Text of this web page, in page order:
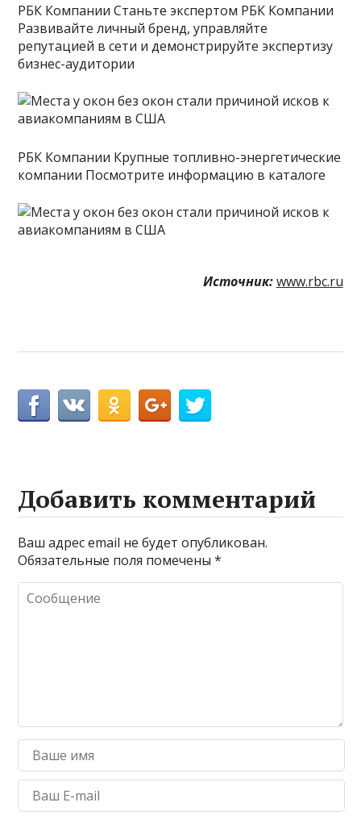
РБК Компании Станьте экспертом РБК Компании
Развивайте личный бренд, управляйте
репутацией в сети и демонстрируйте экспертизу
бизнес-аудитории
РБК Компании Крупные топливно-энергетические
компании Посмотрите информацию в каталоге
Источник: www.rbc.ru
Добавить комментарий
Ваш адрес email не будет опубликован.
Обязательные поля помечены*